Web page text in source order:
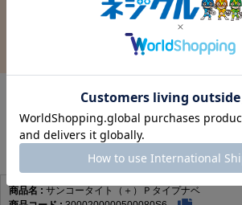
表面処理：ｾﾞﾛ
在庫：
サンコータイト（＋）Ｐタイプナベ
サンコータイト（＋）Ｐタイプナベ